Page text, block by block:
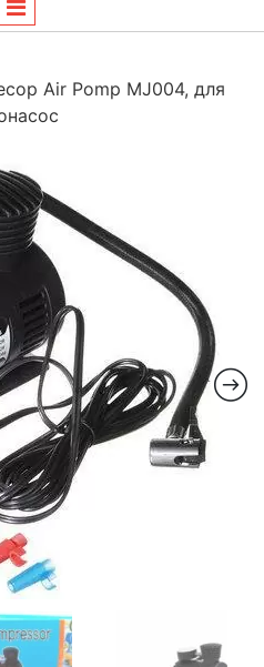
Air Pomp MJ004, для